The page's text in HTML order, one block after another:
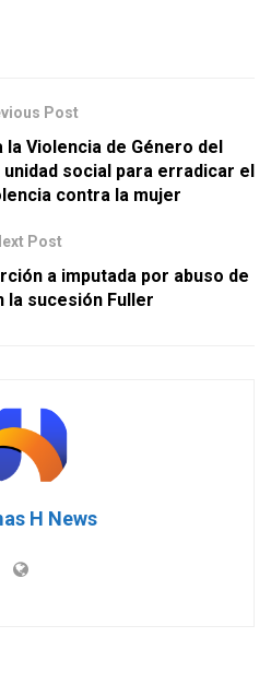
Post
la Violencia de Género del
social para erradicar el
contra la mujer
Post
a imputada por abuso de
la sucesión Fuller
H News